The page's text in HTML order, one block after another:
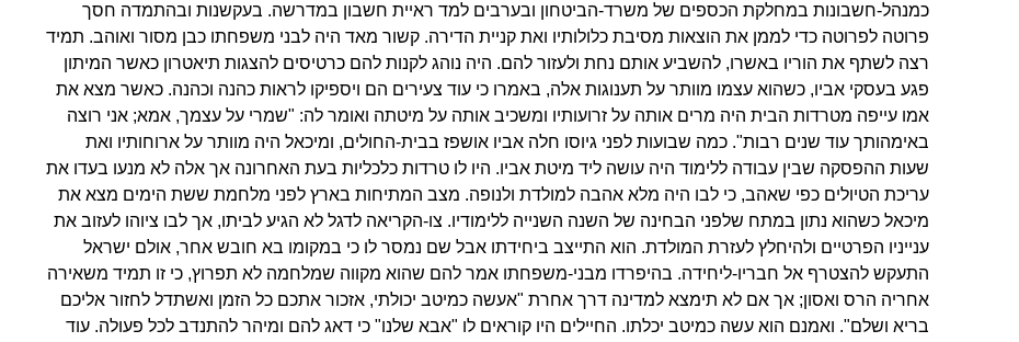
כמנהל-חשבונות במחלקת הכספים של משרד-הביטחון ובערבים למד ראיית חשבון במדרשה. בעקשנות ובהתמדה חסך
פרוטה לפרוטה כדי לממן את הוצאות מסיבת כלולותיו ואת קניית הדירה. קשור מאד היה לבני משפחתו כבן מסור ואוהב. תמיד
רצה לשתף את הוריו באשרו, להשביע אותם נחת ולעזור להם. היה נוהג לקנות להם כרטיסים להצגות תיאטרון כאשר המיתון
פגע בעסקי אביו, כשהוא עצמו מוותר על תענוגות אלה, באמרו כי עוד צעירים הם ויספיקו לראות כהנה וכהנה. כאשר מצא את
אמו עייפה מטרדות הבית היה מרים אותה על זרועותיו ומשכיב אותה על מיטתה ואומר לה: "שמרי על עצמך, אמא; אני רוצה
באימהותך עוד שנים רבות". כמה שבועות לפני גיוסו חלה אביו אושפז בבית-החולים, ומיכאל היה מוותר על ארוחותיו ואת
שעות ההפסקה שבין עבודה ללימוד היה עושה ליד מיטת אביו. היו לו טרדות כלכליות בעת האחרונה אך אלה לא מנעו בעדו את
עריכת הטיולים כפי שאהב, כי לבו היה מלא אהבה למולדת ולנופה. מצב המתיחות בארץ לפני מלחמת ששת הימים מצא את
מיכאל כשהוא נתון במתח שלפני הבחינה של השנה השנייה ללימודיו. צו-הקריאה לדגל לא הגיע לביתו, אך לבו ציוהו לעזוב את
ענייניו הפרטיים ולהיחלץ לעזרת המולדת. הוא התייצב ביחידתו אבל שם נמסר לו כי במקומו בא חובש אחר, אולם ישראל
התעקש להצטרף אל חבריו-ליחידה. בהיפרדו מבני-משפחתו אמר להם שהוא מקווה שמלחמה לא תפרוץ, כי זו תמיד משאירה
אחריה הרס ואסון; אך אם לא תימצא למדינה דרך אחרת "אעשה כמיטב יכולתי, אזכור אתכם כל הזמן ואשתדל לחזור אליכם
בריא ושלם". ואמנם הוא עשה כמיטב יכלתו. החיילים היו קוראים לו "אבא שלנו" כי דאג להם ומיהר להתנדב לכל פעולה. עוד